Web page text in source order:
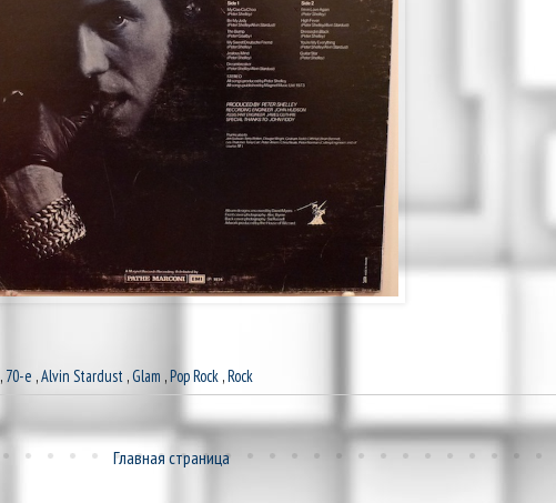
, 70-e ,Alvin Stardust ,Glam ,Pop Rock ,Rock
Главная страница